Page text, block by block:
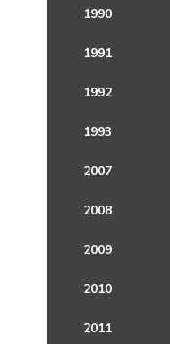
1990
1991
1992
1993
2007
2008
2009
2010
2011